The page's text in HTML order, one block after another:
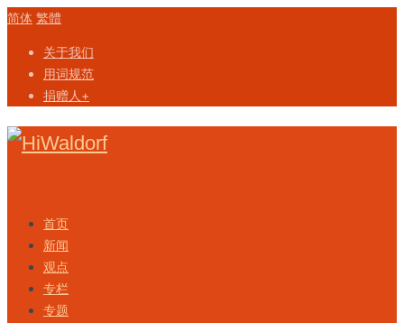
简体 繁體
关于我们
用词规范
捐赠人+
首页
新闻
观点
专栏
专题